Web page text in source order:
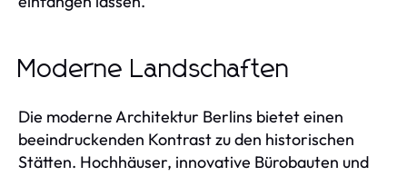
Moderne Landschaften
Die moderne Architektur Berlins bietet einen
beeindruckenden Kontrast zu den historischen
Stätten. Hochhäuser, innovative Bürobauten und